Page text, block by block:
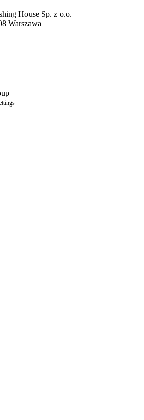
House Sp. z o.o.
Warszawa